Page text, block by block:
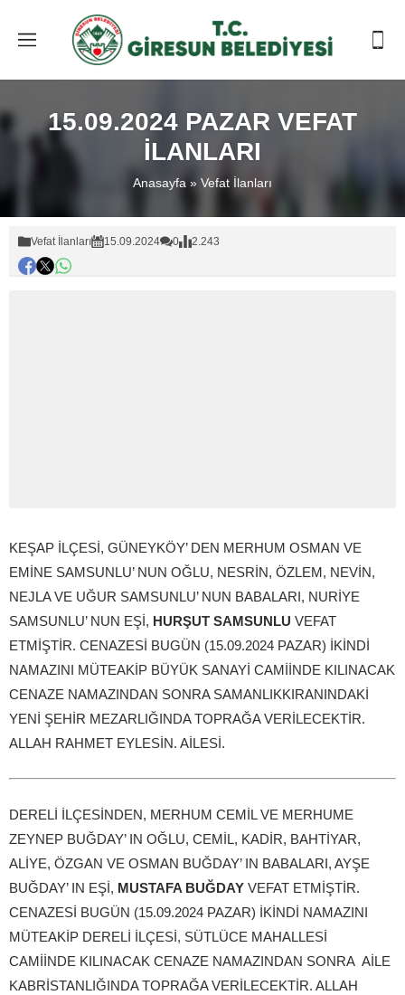
15.09.2024 PAZAR VEFAT
İLANLARI
Anasayfa » Vefat İlanları
Vefat İlanları 15.09.2024 0 2.243
KEŞAP İLÇESİ, GÜNEYKÖY’ DEN MERHUM OSMAN VE
EMİNE SAMSUNLU’ NUN OĞLU, NESRİN, ÖZLEM, NEVİN,
NEJLA VE UĞUR SAMSUNLU’ NUN BABALARI, NURİYE
SAMSUNLU’ NUN EŞİ, HURŞUT SAMSUNLU VEFAT
ETMİŞTİR. CENAZESİ BUGÜN (15.09.2024 PAZAR) İKİNDİ
NAMAZINI MÜTEAKİP BÜYÜK SANAYİ CAMİİNDE KILINACAK
CENAZE NAMAZINDAN SONRA SAMANLIKKIRANINDAKİ
YENİ ŞEHİR MEZARLIĞINDA TOPRAĞA VERİLECEKTİR.
ALLAH RAHMET EYLESİN. AİLESİ.
DERELİ İLÇESİNDEN, MERHUM CEMİL VE MERHUME
ZEYNEP BUĞDAY’ IN OĞLU, CEMİL, KADİR, BAHTİYAR,
ALİYE, ÖZGAN VE OSMAN BUĞDAY’ IN BABALARI, AYŞE
BUĞDAY’ IN EŞİ, MUSTAFA BUĞDAY VEFAT ETMİŞTİR.
CENAZESİ BUGÜN (15.09.2024 PAZAR) İKİNDİ NAMAZINI
MÜTEAKİP DERELİ İLÇESİ, SÜTLÜCE MAHALLESİ
CAMİİNDE KILINACAK CENAZE NAMAZINDAN SONRA AİLE
KABRİSTANLIĞINDA TOPRAĞA VERİLECEKTİR. ALLAH